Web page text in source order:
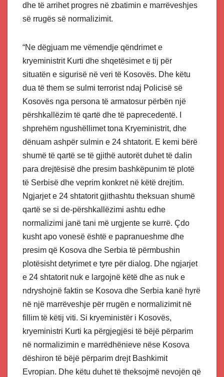
dhe të arrihet progres në zbatimin e marrëveshjes
së rrugës së normalizimit.
“Ne dëgjuam me vëmendje qëndrimet e
kryeministrit Kurti dhe shqetësimet e tij për
situatën e sigurisë në veri të Kosovës. Dhe këtu
dua të them se sulmi terrorist ndaj Policisë së
Kosovës nga persona të armatosur përbën një
përshkallëzim të qartë dhe të paprecedentë. I
shprehëm ngushëllimet tona Kryeministrit, dhe
dënuam ashpër sulmin e 24 shtatorit. E kemi bërë
shumë të qartë se të gjithë autorët duhet të dalin
para drejtësisë dhe presim bashkëpunim të plotë
të Serbisë dhe veprim konkret në këtë drejtim.
Ngjarjet e 24 shtatorit gjithashtu theksuan shumë
qartë se si de-përshkallëzimi ashtu edhe
normalizimi janë tani më urgjente se kurrë. Çdo
kusht apo vonesë është e papranueshme dhe
presim që Kosova dhe Serbia të përmbushin
plotësisht detyrimet e tyre për dialog. Dhe ngjarjet
e 24 shtatorit nuk e largojnë këtë dhe as nuk e
ndryshojnë faktin se Kosova dhe Serbia kanë hyrë
në një marrëveshje për rrugën e normalizimit në
fillim të këtij viti. Si kryeministër i Kosovës,
kryeministri Kurti ka përgjegjësi të bëjë përparim
në normalizimin e marrëdhënieve nëse Kosova
dëshiron të bëjë përparim drejt Bashkimit
Evropian. Dhe këtu duhet të theksojmë nevojën që